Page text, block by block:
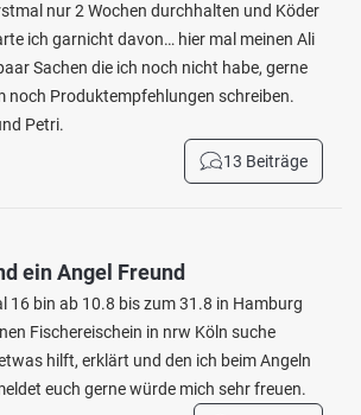
nur 2 Wochen durchhalten und Köder
ich garnicht davon… hier mal meinen Ali
Sachen die ich noch nicht habe, gerne
noch Produktempfehlungen schreiben.
Petri.
13 Beiträge
ein Angel Freund
16 bin ab 10.8 bis zum 31.8 in Hamburg
Fischereischein in nrw Köln suche
hilft, erklärt und den ich beim Angeln
euch gerne würde mich sehr freuen.